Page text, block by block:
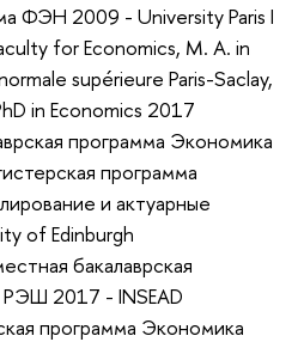
ФЭН 2009 - University Paris I
for Economics, M. A. in
supérieure Paris-Saclay,
in Economics 2017
программа Экономика
программа
и актуарные
of Edinburgh
бакалаврская
2017 - INSEAD
программа Экономика